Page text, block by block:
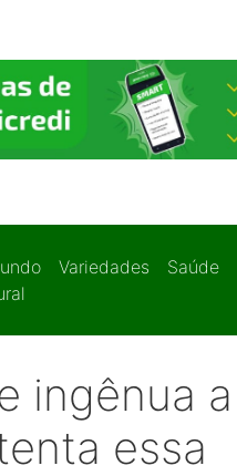
Variedades Saúde
ingênua a
essa